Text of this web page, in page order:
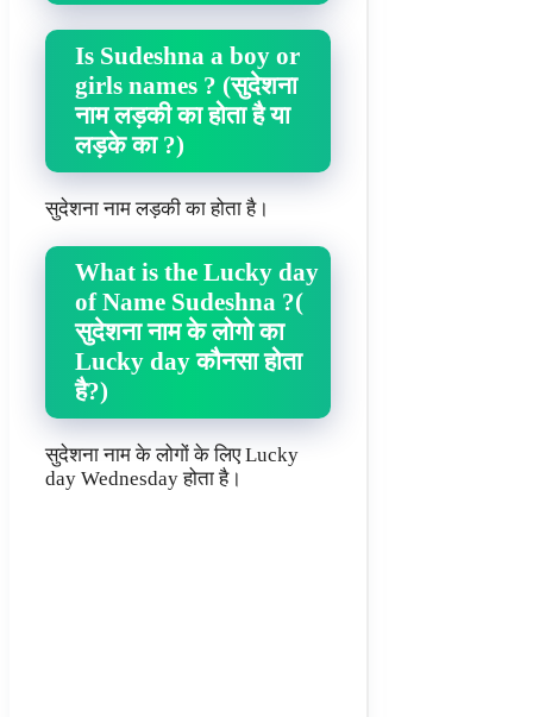
Is Sudeshna a boy or
girls names ? (सुदेशना
नाम लड़की का होता है या
लड़के का ?)
सुदेशना नाम लड़की का होता है।
What is the Lucky day
of Name Sudeshna ?(
सुदेशना नाम के लोगो का
Lucky day कौनसा होता
है?)
सुदेशना नाम के लोगों के लिए Lucky
day Wednesday होता है।